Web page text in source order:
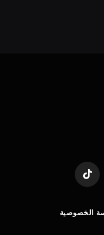
TikTok
الخصوصية